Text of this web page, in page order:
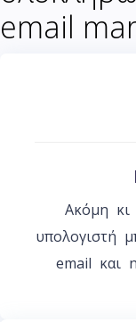
email
Ακόμη κι
υπολογιστή
email και